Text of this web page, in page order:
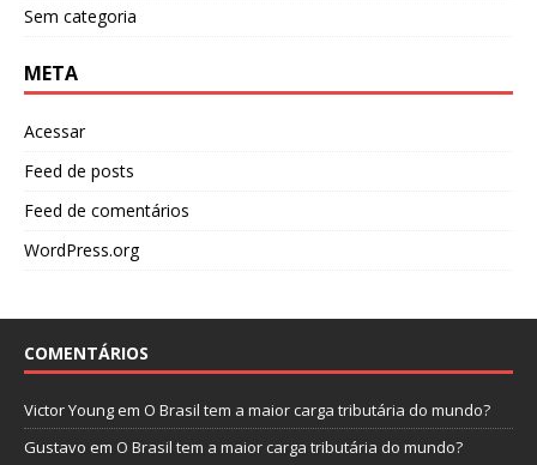
Sem categoria
META
Acessar
Feed de posts
Feed de comentários
WordPress.org
COMENTÁRIOS
Victor Youngem O Brasil tem a maior carga tributária do mundo?
Gustavo em O Brasil tem a maior carga tributária do mundo?